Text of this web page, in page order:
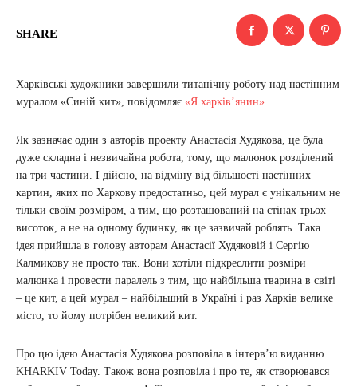
SHARE
Харківські художники завершили титанічну роботу над настінним
муралом «Синій кит», повідомляє «Я харків’янин».
Як зазначає один з авторів проекту Анастасія Худякова, це була
дуже складна і незвичайна робота, тому, що малюнок розділений
на три частини. І дійсно, на відміну від більшості настінних
картин, яких по Харкову предостатньо, цей мурал є унікальним не
тільки своїм розміром, а тим, що розташований на стінах трьох
висоток, а не на одному будинку, як це зазвичай роблять. Така
ідея прийшла в голову авторам Анастасії Худяковій і Сергію
Калмикову не просто так. Вони хотіли підкреслити розміри
малюнка і провести паралель з тим, що найбільша тварина в світі
– це кит, а цей мурал – найбільший в Україні і раз Харків велике
місто, то йому потрібен великий кит.
Про цю ідею Анастасія Худякова розповіла в інтерв’ю виданню
KHARKIV Today. Також вона розповіла і про те, як створювався